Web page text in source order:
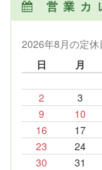
営業カ
2026年8月の定休
日
月
2
3
9
10
16
17
23
24
30
31